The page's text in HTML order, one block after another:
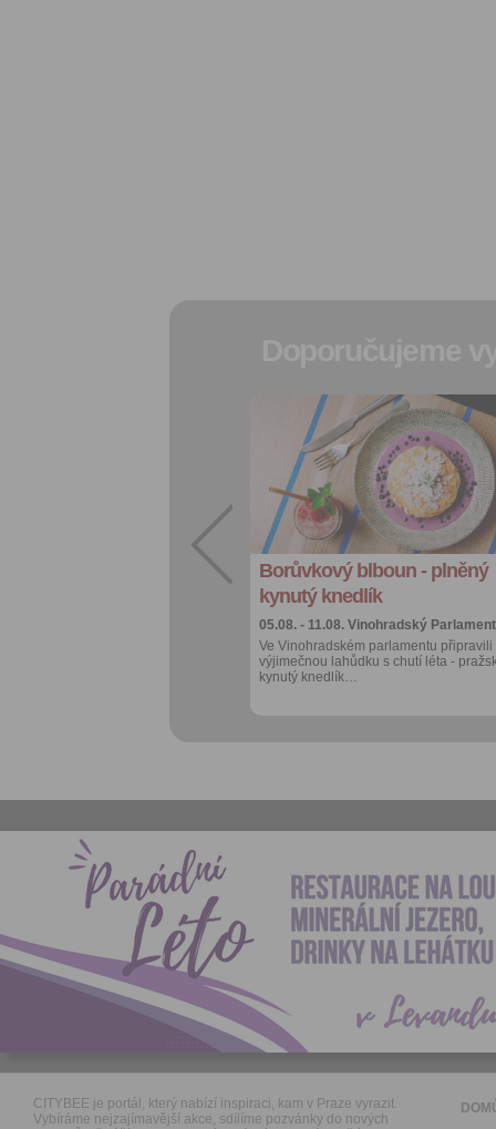
Borůvkový blboun - plněný
kynutý knedlík
05.08. - 11.08. Vinohradský Parlament
Ve Vinohradském parlamentu připravili
výjimečnou lahůdku s chutí léta -
kynutý knedlík…
Přidat do
oblíbených
Sdílet:
Facebook
export do
kalendáře
Více výhod pro
přihlášené
CITYBEE je portál, který nabízí inspiraci, kam v Praze vyrazit.
Vybíráme nejzajímavější akce, sdílíme pozvánky do nových